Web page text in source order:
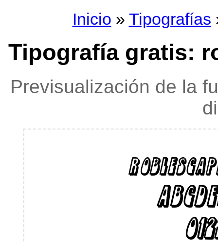
Inicio » Tipografías
Tipografía gratis:
Previsualización de la